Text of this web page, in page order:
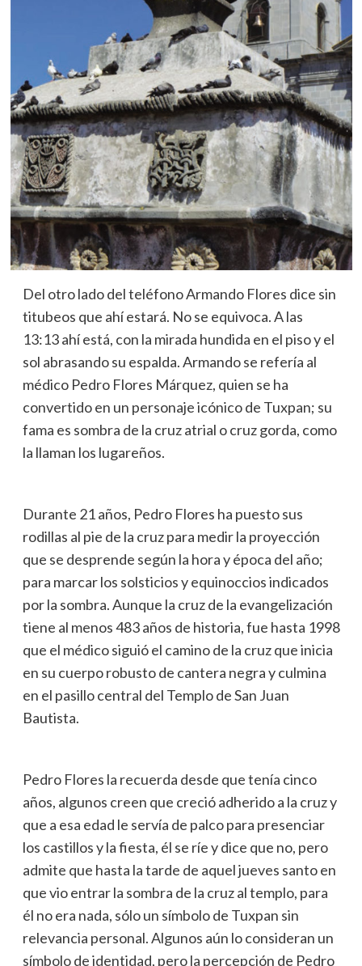
Del otro lado del teléfono Armando Flores dice sin
titubeos que ahí estará. No se equivoca. A las
13:13 ahí está, con la mirada hundida en el piso y el
sol abrasando su espalda. Armando se refería al
médico Pedro Flores Márquez, quien se ha
convertido en un personaje icónico de Tuxpan; su
fama es sombra de la cruz atrial o cruz gorda, como
la llaman los lugareños.
Durante 21 años, Pedro Flores ha puesto sus
rodillas al pie de la cruz para medir la proyección
que se desprende según la hora y época del año;
para marcar los solsticios y equinoccios indicados
por la sombra. Aunque la cruz de la evangelización
tiene al menos 483 años de historia, fue hasta 1998
que el médico siguió el camino de la cruz que inicia
en su cuerpo robusto de cantera negra y culmina
en el pasillo central del Templo de San Juan
Bautista.
Pedro Flores la recuerda desde que tenía cinco
años, algunos creen que creció adherido a la cruz y
que a esa edad le servía de palco para presenciar
los castillos y la fiesta, él se ríe y dice que no, pero
admite que hasta la tarde de aquel jueves santo en
que vio entrar la sombra de la cruz al templo, para
él no era nada, sólo un símbolo de Tuxpan sin
relevancia personal. Algunos aún lo consideran un
símbolo de identidad, pero la percepción de Pedro